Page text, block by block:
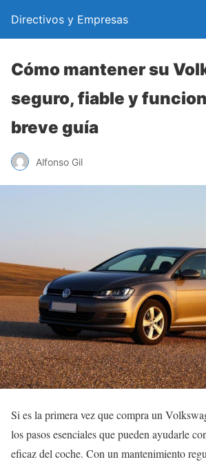
Directivos y Empresas
Cómo mantener su
seguro, fiable y
breve guía
Alfonso Gil
Si es la primera vez que compra un
los pasos esenciales que pueden ayudarle
eficaz del coche. Con un mantenimiento